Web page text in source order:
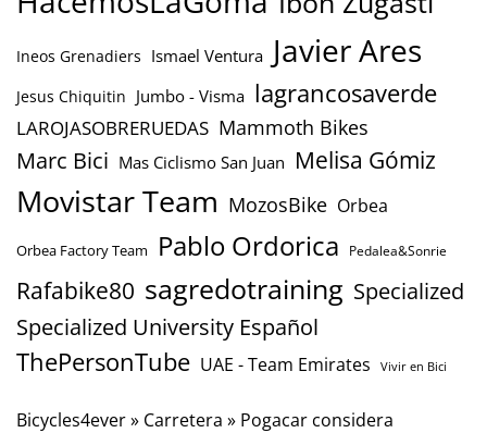
Ineos Grenadiers Ismael Ventura Javier Ares
Jesus Chiquitin Jumbo - Visma lagrancosaverde
LAROJASOBRERUEDAS Mammoth Bikes
Marc Bici Mas Ciclismo San Juan Melisa Gómiz
Movistar Team MozosBike Orbea
Orbea Factory Team Pablo Ordorica Pedalea&Sonrie
Rafabike80 sagredotraining Specialized
Specialized University Español
ThePersonTube UAE - Team Emirates Vivir en Bici
Bicycles4ever» Carretera » Pogacar considera